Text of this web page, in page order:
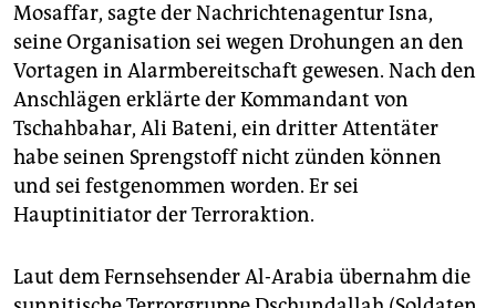
Mosaffar, sagte der Nachrichtenagentur Isna,
seine Organisation sei wegen Drohungen an den
Vortagen in Alarmbereitschaft gewesen. Nach den
Anschlägen erklärte der Kommandant von
Tschahbahar, Ali Bateni, ein dritter Attentäter
habe seinen Sprengstoff nicht zünden können
und sei festgenommen worden. Er sei
Hauptinitiator der Terroraktion.
Laut dem Fernsehsender Al-Arabia übernahm die